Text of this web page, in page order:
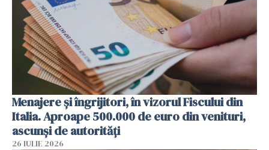
Menajere și îngrijitori, în vizorul Fiscului din
Italia. Aproape 500.000 de euro din venituri,
ascunși de autorități
26 IULIE 2026